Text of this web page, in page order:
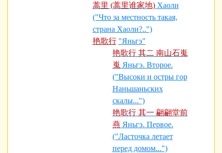
蒿里 (蒿里谁家地) Хаоли
("Что за местность такая,
страна Хаоли?..")
艳歌行 "Яньгэ"
艳歌行 其二 南山石嵬
嵬 Яньгэ. Второе.
("Высоки и остры гор
Наньшаньских
скалы...")
艳歌行 其一 翩翩堂前
燕 Яньгэ. Первое.
("Ласточка летает
перед домом...")